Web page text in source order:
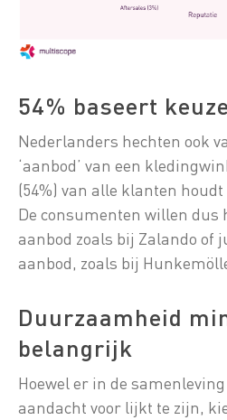
54% baseert
Nederlanders hechten ook
‘aanbod’ van een
(54%) van alle klanten
De consumenten willen dus
aanbod zoals bij Zalando of
aanbod, zoals bij
Duurzaamheid minder
belangrijk
Hoewel er in de
aandacht voor lijkt te zijn,